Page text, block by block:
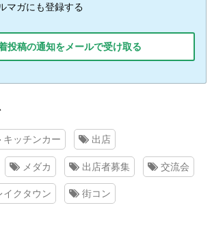
マガにも登録する
投稿の通知をメールで受け取る
キッチンカー 出店
メダカ 出店者募集 交流会
イクタウン 街コン